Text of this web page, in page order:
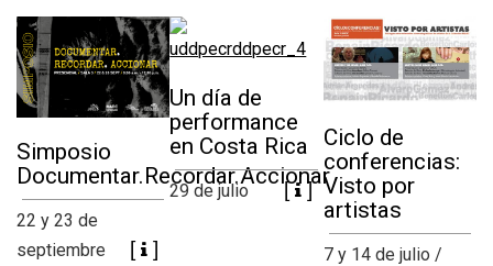
+ CONVOCATORIAS
+ MEDIACIÓN EDUCATIVA
+ PUBLICACIONES
+ DIRECTORIOS Tiendas de diseño
Simposio
Documentar.Recordar.Accionar
22 y 23 de
septiembre
Un día de
performance
en Costa Rica
29 de julio
Ciclo de
conferencias:
Visto por
artistas
7 y 14 de julio /